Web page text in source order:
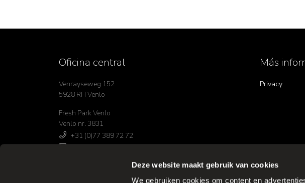
Deze website maakt gebruik van cookies
We gebruiken cookies om content en
Oficina central
Venrayseweg 152
5928 RH Venlo
Fresh Park Venlo
Venlo nr. 3831
+31 (0)77 389 72 72
Más
Privacy